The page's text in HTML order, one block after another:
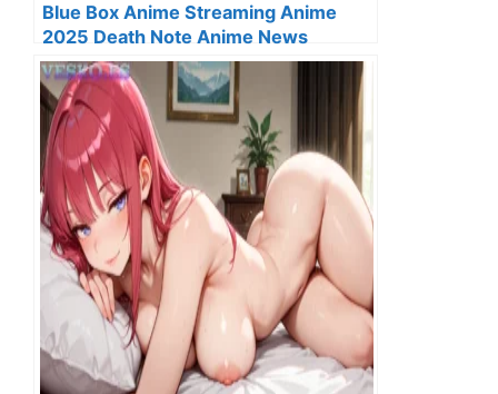
Blue Box Anime Streaming Anime
2025 Death Note Anime News